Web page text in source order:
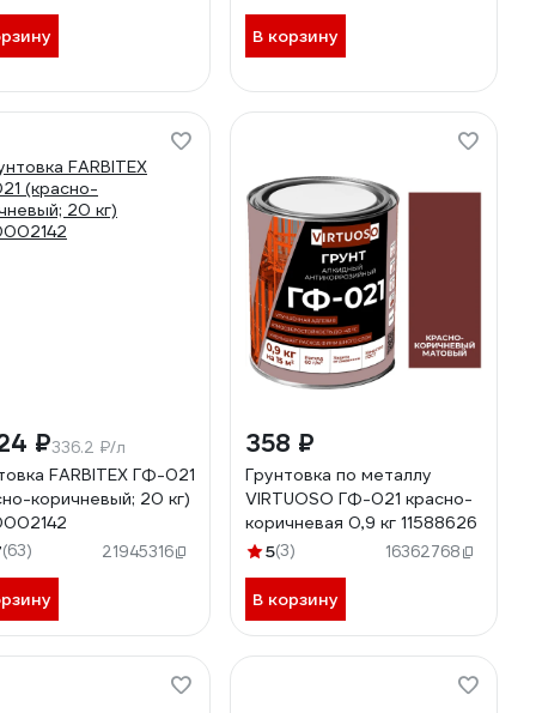
В корзину
₽336.2 ₽/л
FARBITEX ГФ-021
коричневый; 20 кг)
(63) 21945316
358 ₽
Грунтовка по металлу
VIRTUOSO ГФ-021 красно-
коричневая 0,9 кг 11588626
5(3) 16362768
В корзину